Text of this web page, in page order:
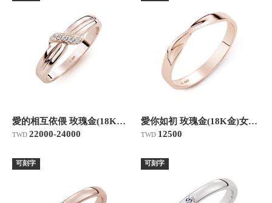
愛的相互依偎 玫瑰金(18K金)女款結婚對戒
TWD 22000-24000
愛你如初 玫瑰金(18K金)女款結婚對戒
TWD 12500
可刻字 可刻字